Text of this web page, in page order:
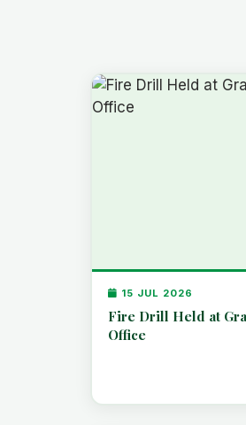
15 JUL 2026
Fire Drill Held at
Office